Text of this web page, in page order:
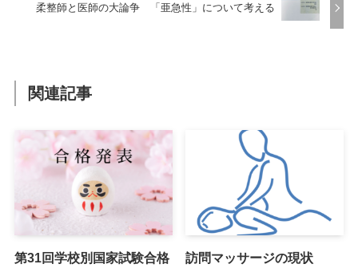
柔整師と医師の大論争 「亜急性」について考える
関連記事
第31回学校別国家試験合格
訪問マッサージの現状